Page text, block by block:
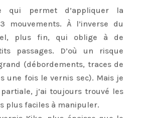
qui permet d’appliquer la
mouvements. À l’inverse du
plus fin, qui oblige à de
passages. D’où un risque
(débordements, traces de
une fois le vernis sec). Mais je
j’ai toujours trouvé les
plus faciles à manipuler.